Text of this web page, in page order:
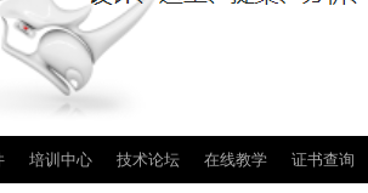
培训中心 技术论坛 在线教学 证书查询